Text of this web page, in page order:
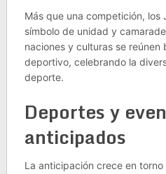
Más que una competición, los
símbolo de unidad y
naciones y culturas se reúnen
deportivo, celebrando la
deporte.
Deportes y
anticipados
La anticipación crece en